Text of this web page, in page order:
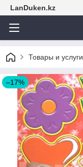
LanDuken.kz
Товары и услуги
–17%